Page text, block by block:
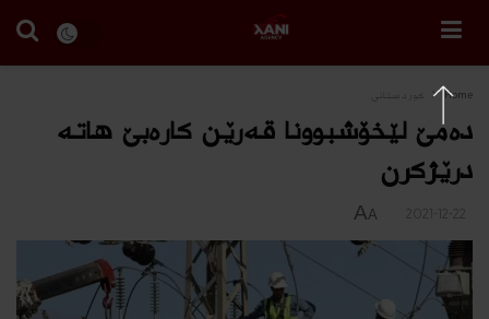
Home كوردستانى
ده‌مێ لێخۆشبوونا قەرێن كارەبێ هاته‌
درێژكرن
A
A